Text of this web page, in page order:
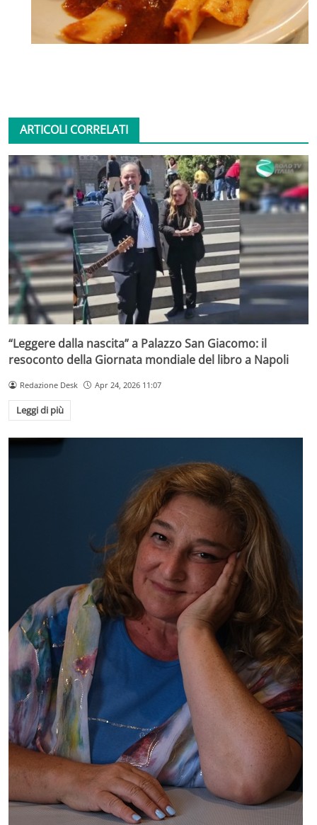
ARTICOLI CORRELATI
“Leggere dalla nascita” a Palazzo San Giacomo: il
resoconto della Giornata mondiale del libro a Napoli
Redazione Desk Apr 24, 2026 11:07
Leggi di più